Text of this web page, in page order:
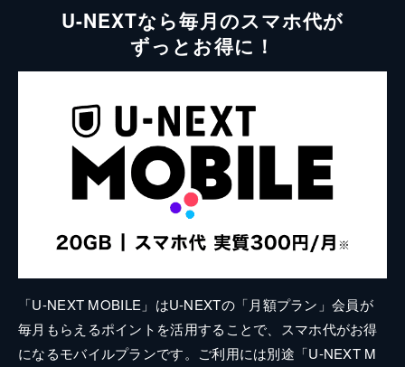
U-NEXTなら毎月のスマホ代が
ずっとお得に！
「U-NEXT MOBILE」はU-NEXTの「月額プラン」会員が
毎月もらえるポイントを活用することで、スマホ代がお得
になるモバイルプランです。ご利用には別途「U-NEXT M